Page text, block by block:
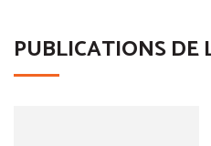
PUBLICATIONS DE